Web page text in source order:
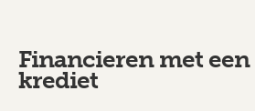
Financieren met
krediet